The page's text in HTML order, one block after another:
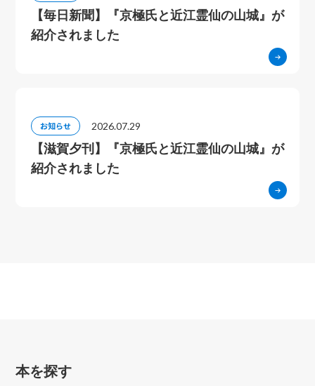
【毎日新聞】『京極氏と近江霊仙の山城』が
紹介されました
お知らせ 2026.07.29
【滋賀夕刊】『京極氏と近江霊仙の山城』が
紹介されました
本を探す